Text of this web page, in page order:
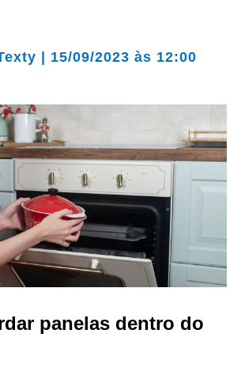
| 15/09/2023 às 12:00
panelas dentro do